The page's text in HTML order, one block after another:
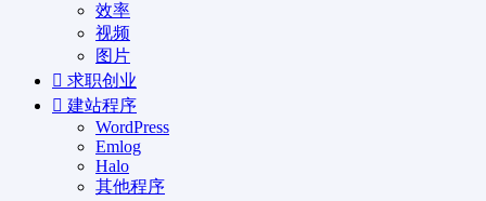
效率
视频
图片
求职创业
建站程序
WordPress
Emlog
Halo
其他程序